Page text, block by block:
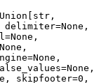
skipfooter=0,